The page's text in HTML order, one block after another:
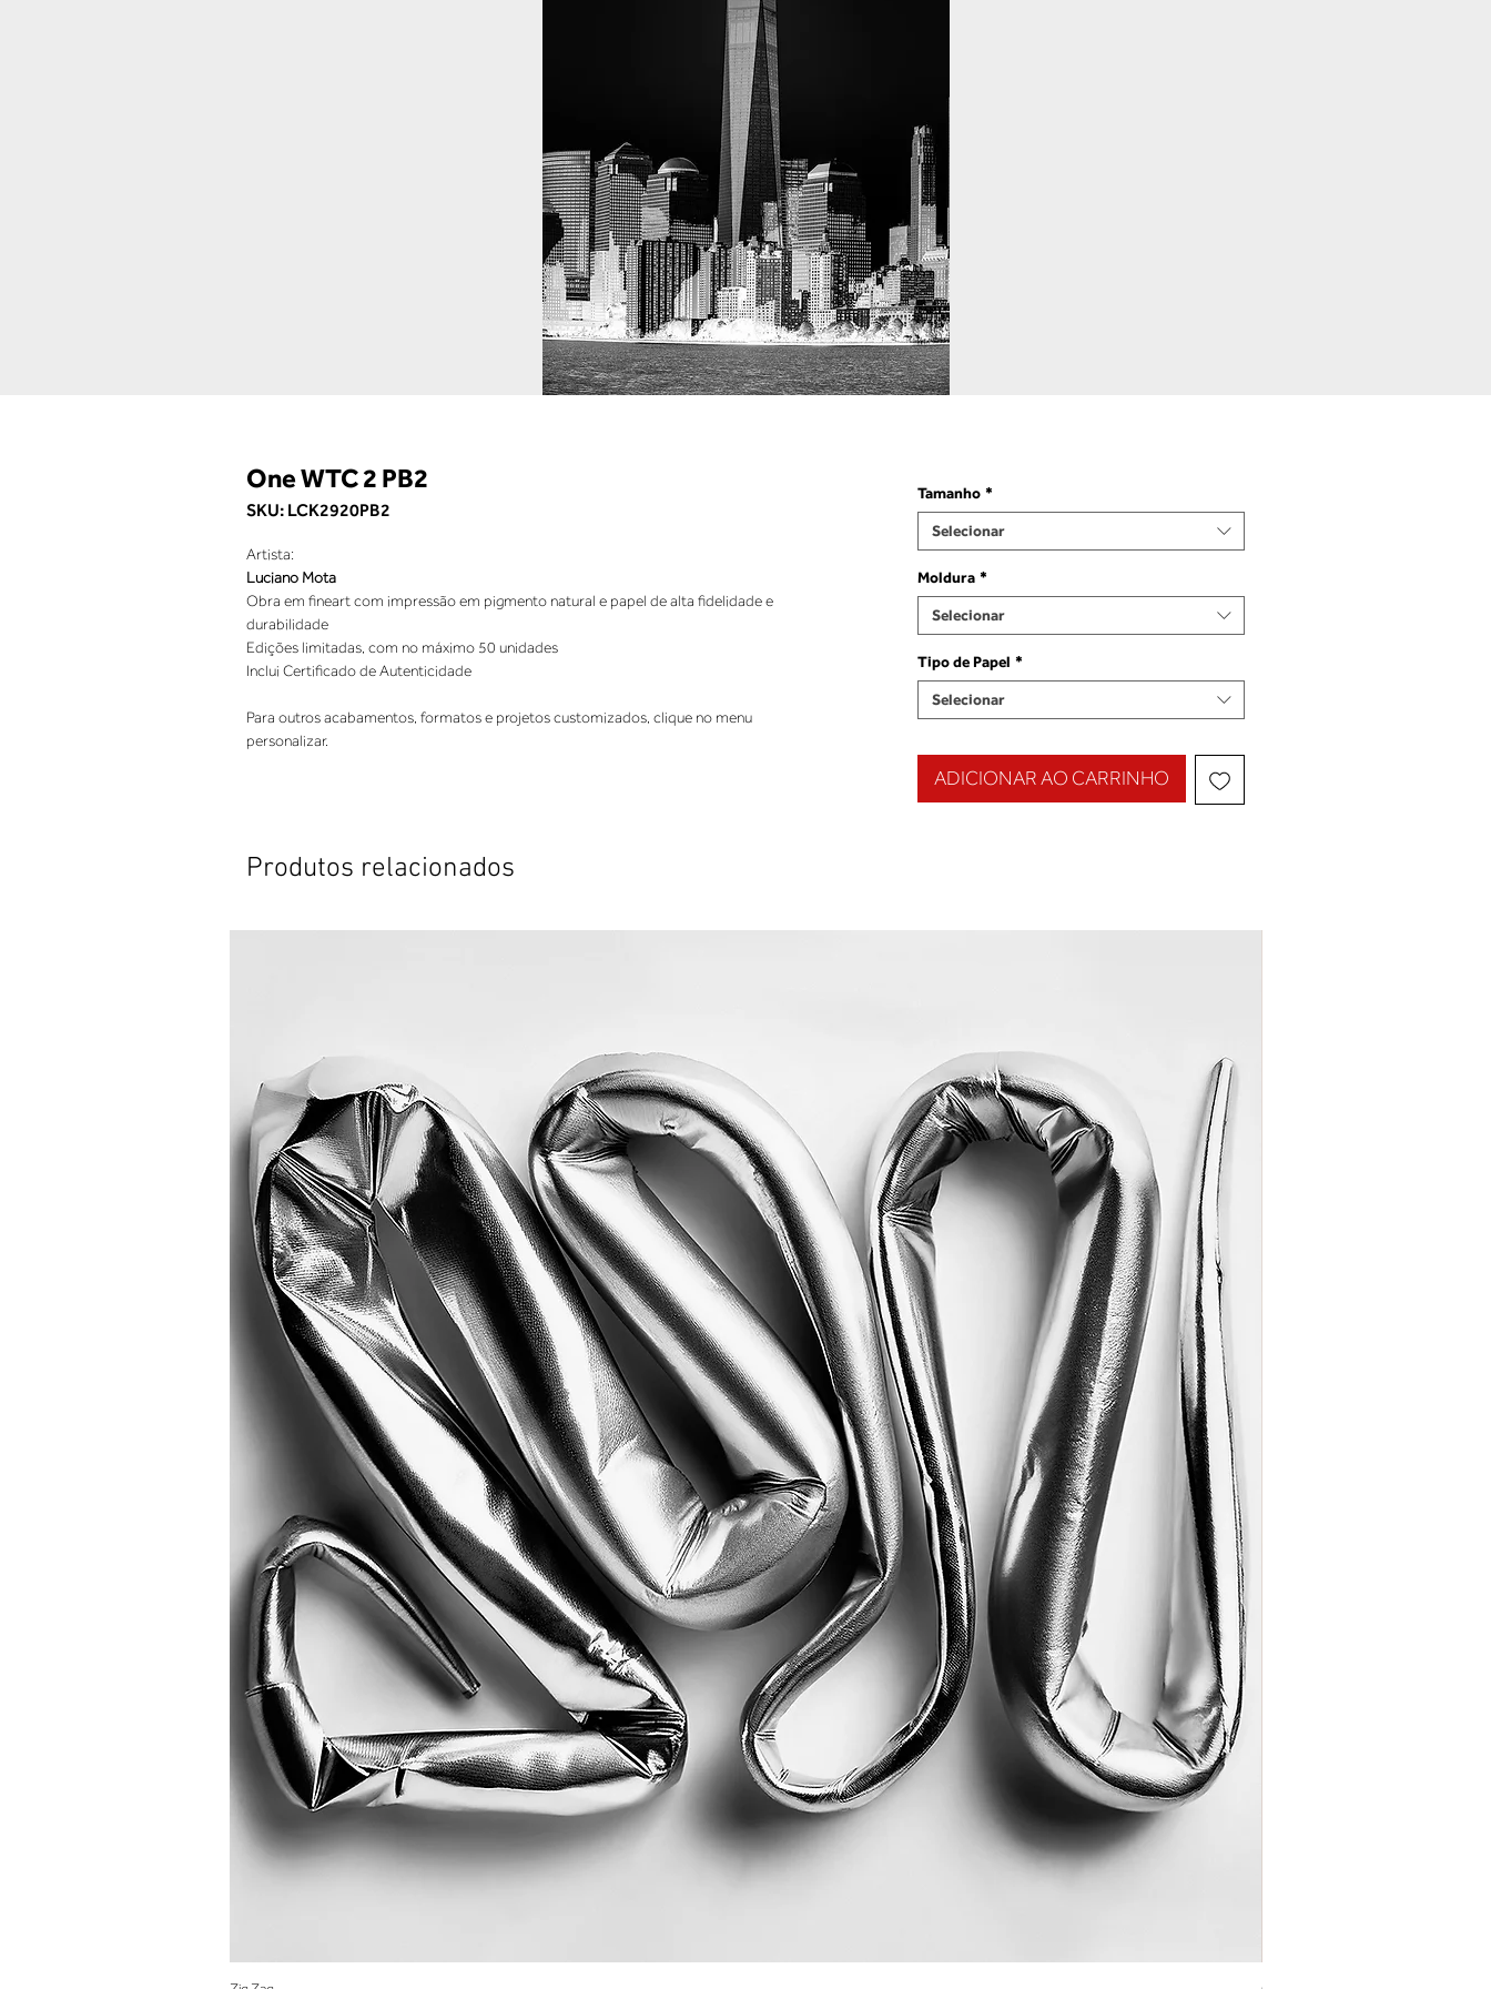
One WTC 2 PB2
SKU: LCK2920PB2
Artista:
Luciano Mota
Obra em fineart com impressão em pigmento natural e papel de alta fidelidade e
durabilidade
Edições limitadas, com no máximo 50 unidades
Inclui Certificado de Autenticidade
Para outros acabamentos, formatos e projetos customizados, clique no menu
personalizar.
Tamanho *
Selecionar
Moldura *
Selecionar
Tipo de Papel *
Selecionar
ADICIONAR AO CARRINHO
Produtos relacionados